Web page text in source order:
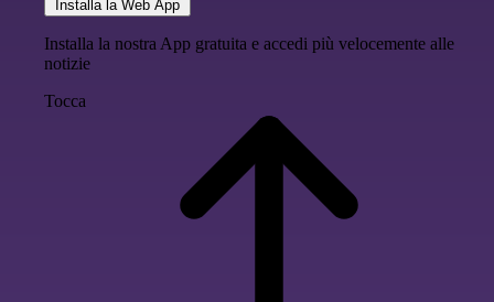
Installa la Web App
Installa la nostra App gratuita e accedi più velocemente alle
notizie
Tocca